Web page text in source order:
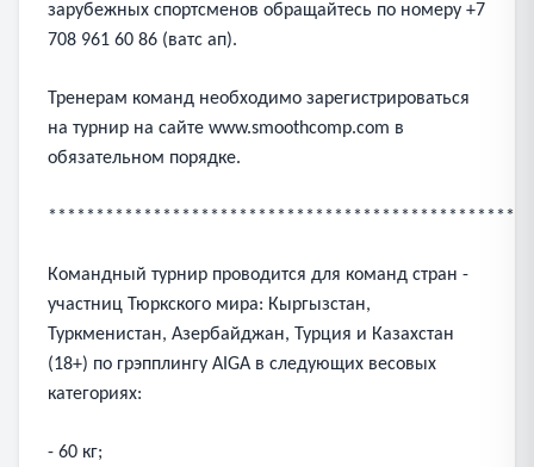
зарубежных спортсменов обращайтесь по номеру +7
708 961 60 86 (ватс ап).
Тренерам команд необходимо зарегистрироваться
на турнир на сайте www.smoothcomp.com в
обязательном порядке.
Командный турнир проводится для команд стран -
участниц Тюркского мира: Кыргызстан,
Туркменистан, Азербайджан, Турция и Казахстан
(18+) по грэпплингу AIGA в следующих весовых
категориях:
- 60 кг;